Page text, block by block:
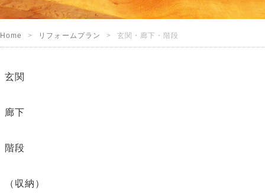
Home リフォームプラン 玄関・廊下・階段
玄関
廊下
階段
（収納）